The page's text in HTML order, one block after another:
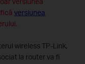
versiunea
wireless TP-Link,
la router va fi